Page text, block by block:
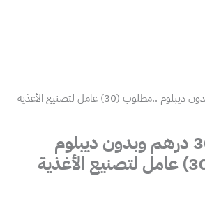
بصالير 3000 درهم وبدون ديبلوم ..مطلوب (30) عامل لتصنيع الأغذية
بصالير 3000 درهم وبدون ديبلوم
..مطلوب (30) عامل لتصنيع الأغذية